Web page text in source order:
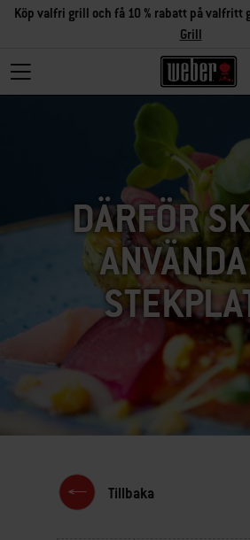
Köp valfri grill och få 10 % rabatt på valfritt
Grill
DÄRFÖR
Tillbaka